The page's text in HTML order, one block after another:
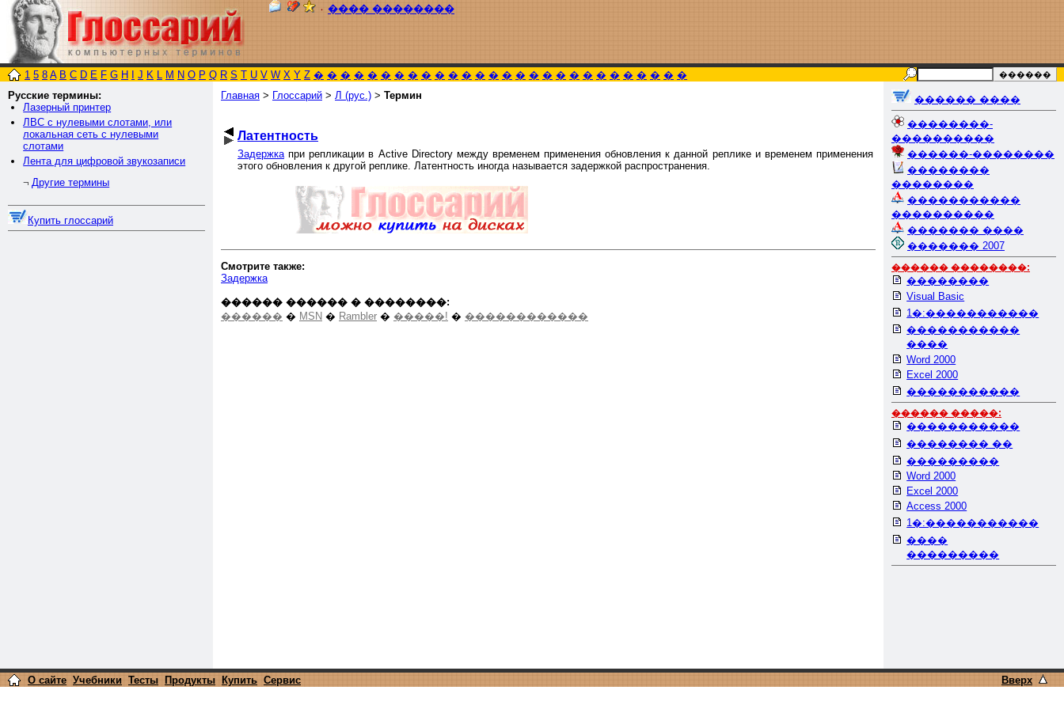
٠ ���� ��������
1 5 8 A B C D E F G H J K L M N O P Q R S T U V W X Y Z � � � � � � � � � � � � � � � � � � � � � � � � � � � �
Русские термины:
Лазерный принтер
ЛВС с нулевыми слотами, или
локальная сеть с нулевыми
слотами
Лента для цифровой звукозаписи
¬ Другие термины
Купить глоссарий
Главная > Глоссарий > Л (рус.) > Термин
Латентность
Задержкапри репликации в Active Directory между временем применения обновления к данной реплике и временем применения
этого обновления к другой реплике. Латентность иногда называется задержкой распространения.
Смотрите также:
Задержка
������ ������ � ��������:
������ � MSN � Rambler � �����! � ������������
������ ����
��������-
����������
������-��������
��������
��������
�����������
����������
������� ����
������� 2007
������ ��������:
��������
Visual Basic
1�:�����������
�����������
����
Word 2000
Excel 2000
�����������
������ �����:
�����������
�������� ��
���������
Word 2000
Excel 2000
Access 2000
1�:�����������
����
���������
О сайте Учебники Тесты Продукты Купить Сервис Вверх